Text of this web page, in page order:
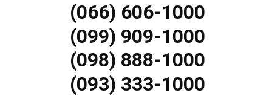
(066) 606-1000
(099) 909-1000
(098) 888-1000
(093) 333-1000